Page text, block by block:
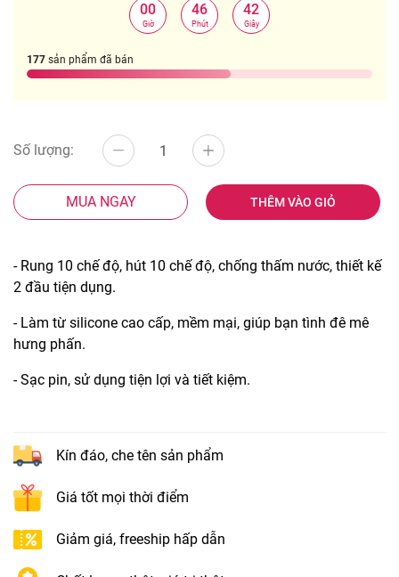
00
Giờ
46
Phút
42
Giây
177 sản phẩm đã bán
Số lượng:
MUA NGAY THÊM VÀO GIỎ
- Rung 10 chế độ, hút 10 chế độ, chống thấm nước, thiết kế
2 đầu tiện dụng.
- Làm từ silicone cao cấp, mềm mại, giúp bạn tình đê mê
hưng phấn.
- Sạc pin, sử dụng tiện lợi và tiết kiệm.
Kín đáo, che tên sản phẩm
Giá tốt mọi thời điểm
Giảm giá, freeship hấp dẫn